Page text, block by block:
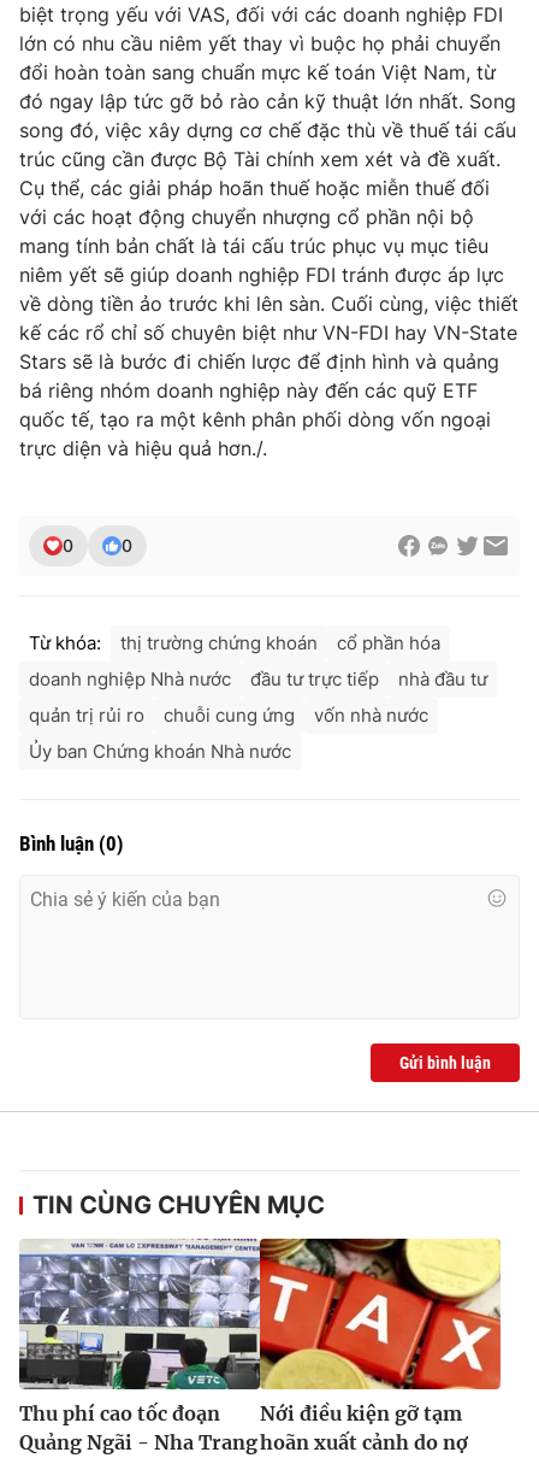
biệt trọng yếu với VAS, đối với các doanh nghiệp FDI
lớn có nhu cầu niêm yết thay vì buộc họ phải chuyển
đổi hoàn toàn sang chuẩn mực kế toán Việt Nam, từ
đó ngay lập tức gỡ bỏ rào cản kỹ thuật lớn nhất. Song
song đó, việc xây dựng cơ chế đặc thù về thuế tái cấu
trúc cũng cần được Bộ Tài chính xem xét và đề xuất.
Cụ thể, các giải pháp hoãn thuế hoặc miễn thuế đối
với các hoạt động chuyển nhượng cổ phần nội bộ
mang tính bản chất là tái cấu trúc phục vụ mục tiêu
niêm yết sẽ giúp doanh nghiệp FDI tránh được áp lực
về dòng tiền ảo trước khi lên sàn. Cuối cùng, việc thiết
kế các rổ chỉ số chuyên biệt như VN-FDI hay VN-State
Stars sẽ là bước đi chiến lược để định hình và quảng
bá riêng nhóm doanh nghiệp này đến các quỹ ETF
quốc tế, tạo ra một kênh phân phối dòng vốn ngoại
trực diện và hiệu quả hơn./.
0 0
Từ khóa: thị trường chứng khoán
cổ phần hóa
doanh nghiệp Nhà nước
đầu tư trực tiếp
nhà đầu tư
quản trị rủi ro
chuỗi cung ứng
vốn nhà nước
Ủy ban Chứng khoán Nhà nước
Bình luận (0)
Gửi bình luận
TIN CÙNG CHUYÊN MỤC
Thu phí cao tốc đoạn
Quảng Ngãi - Nha Trang
Nới điều kiện gỡ tạm
hoãn xuất cảnh do nợ